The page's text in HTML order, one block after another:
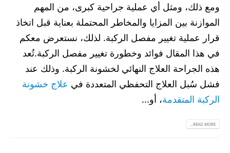
ومع ذلك، ومثل أي عملية جراحية كبرى، من المهم
الموازنة بين المزايا والمخاطر المحتملة بعناية قبل اتخاذ
قرار عملية تغيير مفصل الركبة. لذلك، نستعرض معكم
في هذا المقال فوائد وخطورة تغيير مفصل الركبة.تُعد
هذه الجراحة العلاج النهائي لخشونة الركبة. وذلك عند
فشل سُبل العلاج التحفظي المتعددة في علاج خشونة
الركبة المتقدمة، أو...
READ MORE...